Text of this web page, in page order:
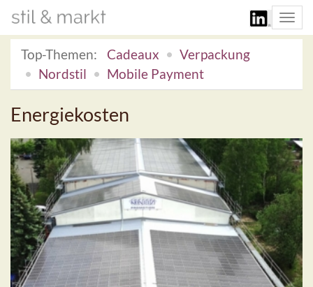
Top-Themen:
Cadeaux
Verpackung
Nordstil
Mobile Payment
Energiekosten